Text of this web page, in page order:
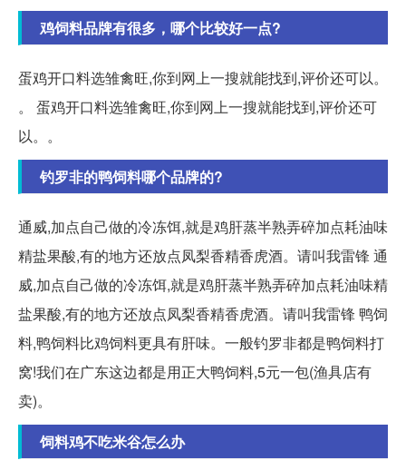
鸡饲料品牌有很多，哪个比较好一点?
蛋鸡开口料选雏禽旺,你到网上一搜就能找到,评价还可以。
。 蛋鸡开口料选雏禽旺,你到网上一搜就能找到,评价还可
以。。
钓罗非的鸭饲料哪个品牌的?
通威,加点自己做的冷冻饵,就是鸡肝蒸半熟弄碎加点耗油味
精盐果酸,有的地方还放点凤梨香精香虎酒。请叫我雷锋 通
威,加点自己做的冷冻饵,就是鸡肝蒸半熟弄碎加点耗油味精
盐果酸,有的地方还放点凤梨香精香虎酒。请叫我雷锋 鸭饲
料,鸭饲料比鸡饲料更具有肝味。一般钓罗非都是鸭饲料打
窝!我们在广东这边都是用正大鸭饲料,5元一包(渔具店有
卖)。
饲料鸡不吃米谷怎么办